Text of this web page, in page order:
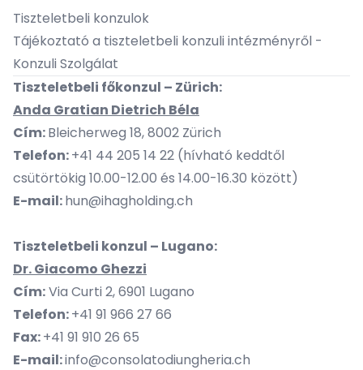
Tiszteletbeli konzulok
Tájékoztató a tiszteletbeli konzuli intézményről -
Konzuli Szolgálat
Tiszteletbeli főkonzul – Zürich:
Anda Gratian Dietrich Béla
Cím:Bleicherweg 18, 8002 Zürich
Telefon:+41 44 205 14 22 (hívható keddtől
csütörtökig 10.00-12.00 és 14.00-16.30 között)
E-mail:hun@ihagholding.ch
Tiszteletbeli konzul – Lugano:
Dr. Giacomo Ghezzi
Cím:Via Curti 2, 6901 Lugano
Telefon:+41 91 966 27 66
Fax:+41 91 910 26 65
E-mail:info@consolatodiungheria.ch